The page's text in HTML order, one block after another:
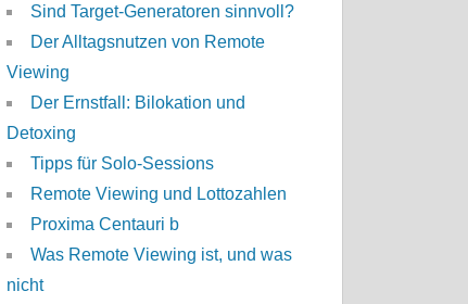
Sind Target-Generatoren sinnvoll?
Der Alltagsnutzen von Remote
Viewing
Der Ernstfall: Bilokation und
Detoxing
Tipps für Solo-Sessions
Remote Viewing und Lottozahlen
Proxima Centauri b
Was Remote Viewing ist, und was
nicht